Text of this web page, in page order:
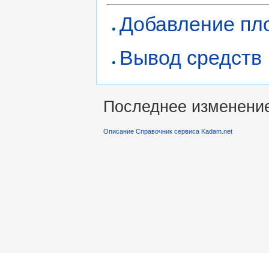
Добавление
Вывод средств
Последнее
Описание Справочник сервиса Kadam.net